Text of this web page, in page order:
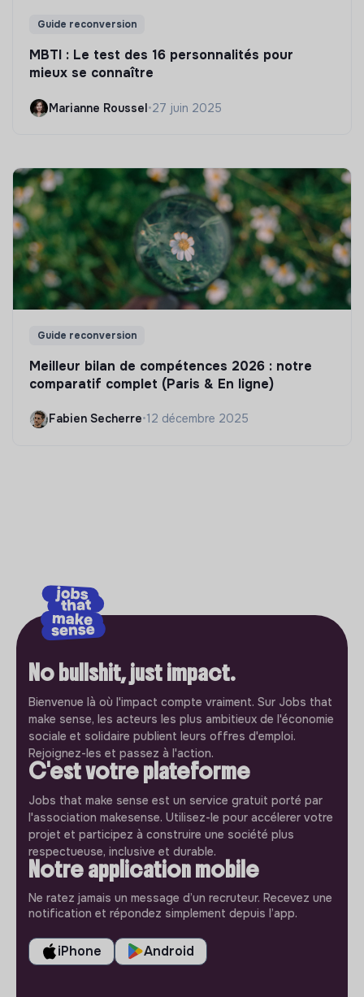
Guide reconversion
MBTI : Le test des 16 personnalités pour
mieux se connaître
Marianne Roussel•27 juin 2025
Guide reconversion
Meilleur bilan de compétences 2026 : notre
comparatif complet (Paris & En ligne)
Fabien Secherre•12 décembre 2025
No bullshit, just impact.
Bienvenue là où l'impact compte vraiment. Sur Jobs that
make sense, les acteurs les plus ambitieux de l'économie
sociale et solidaire publient leurs offres d'emploi.
Rejoignez-les et passez à l'action.
C'est votre plateforme
Jobs that make sense est un service gratuit porté par
l'association makesense. Utilisez-le pour accélerer votre
projet et participez à construire une société plus
respectueuse, inclusive et durable.
Notre application mobile
Ne ratez jamais un message d’un recruteur. Recevez une
notification et répondez simplement depuis l’app.
iPhone Android